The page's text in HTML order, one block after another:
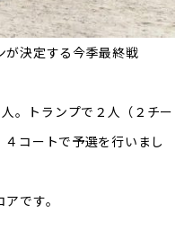
が決定する今季最終戦
。トランプで２人（２チー
コートで予選を行いまし
です。